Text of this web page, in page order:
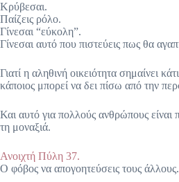
Κρύβεσαι.
Παίζεις ρόλο.
Γίνεσαι “εύκολη”.
Γίνεσαι αυτό που πιστεύεις πως θα
Γιατί η αληθινή οικειότητα σημαίνει
κάποιος μπορεί να δει πίσω από την
Και αυτό για πολλούς ανθρώπους είναι
τη μοναξιά.
Ανοιχτή Πύλη 37.
Ο φόβος να απογοητεύσεις τους άλλους.